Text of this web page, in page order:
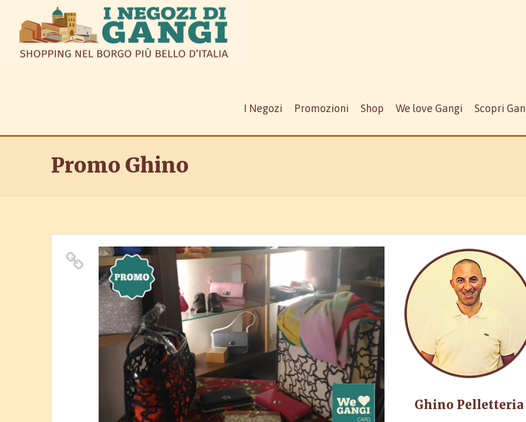
I Negozi Promozioni Shop We love Gangi Scopri
Promo Ghino
Ghino Pelletteria